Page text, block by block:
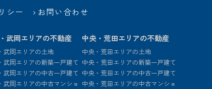
シー お問い合わせ
武岡エリアの不動産
武岡エリアの土地
武岡エリアの新築一戸建て
武岡エリアの中古一戸建て
武岡エリアの中古マンショ
中央・荒田エリアの不動産
中央・荒田エリアの土地
中央・荒田エリアの新築一戸建て
中央・荒田エリアの中古一戸建て
中央・荒田エリアの中古マンショ